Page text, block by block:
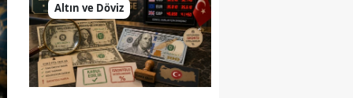
Altın ve Döviz